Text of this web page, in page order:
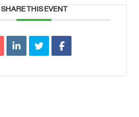
SHARE THIS EVENT